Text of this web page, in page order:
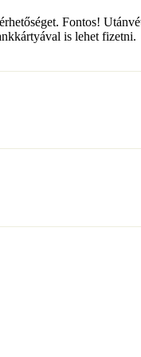
Fontos!
is lehet fizetni.